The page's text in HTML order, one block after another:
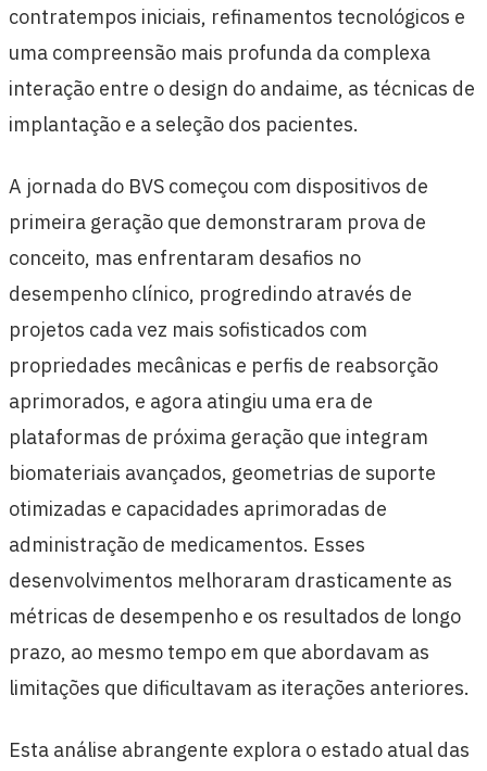
contratempos iniciais, refinamentos tecnológicos e
uma compreensão mais profunda da complexa
interação entre o design do andaime, as técnicas de
implantação e a seleção dos pacientes.
A jornada do BVS começou com dispositivos de
primeira geração que demonstraram prova de
conceito, mas enfrentaram desafios no
desempenho clínico, progredindo através de
projetos cada vez mais sofisticados com
propriedades mecânicas e perfis de reabsorção
aprimorados, e agora atingiu uma era de
plataformas de próxima geração que integram
biomateriais avançados, geometrias de suporte
otimizadas e capacidades aprimoradas de
administração de medicamentos. Esses
desenvolvimentos melhoraram drasticamente as
métricas de desempenho e os resultados de longo
prazo, ao mesmo tempo em que abordavam as
limitações que dificultavam as iterações anteriores.
Esta análise abrangente explora o estado atual das